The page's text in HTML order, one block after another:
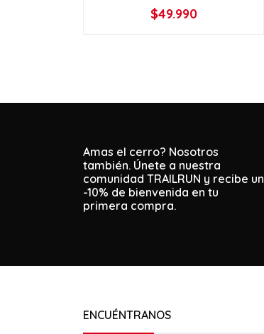
+
$49.990
Amas el cerro? Nosotros
también. Únete a nuestra
comunidad TRAILRUN y recibe un
-10% de bienvenida en tu
primera compra.
ENCUÉNTRANOS